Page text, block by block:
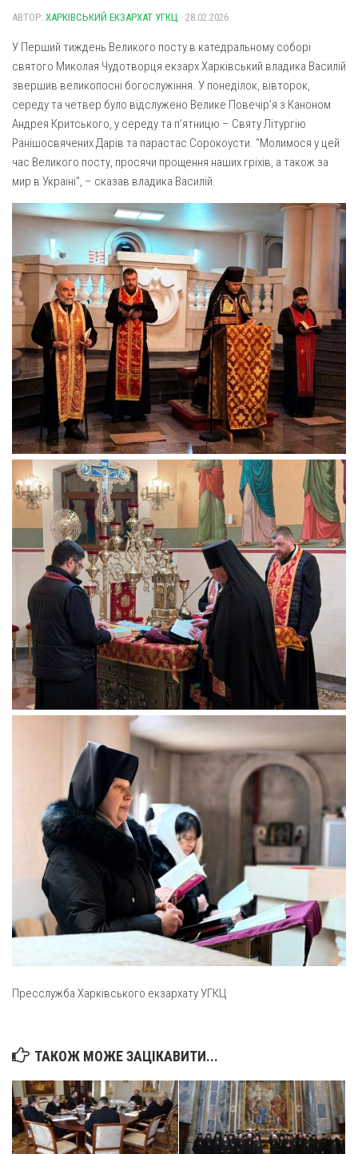
Архистратига Михаїла (м. Люботин)
Преображенська парафія (м. Лозова)
Парафія Благовіщення Пресвятої Богородиці (смт
Золочів)
Парафія Різдва Пресвятої Богородиці м. Берестин
(Красноград)
Парохії Полтавської області
Пресвятої Трійці (м. Полтава)
Всіх Святих українського народу (м. Полтава)
Свято-Юріївська парафія (м. Полтава)
Архистратига Михаїла (с. Пригарівка)
Благовіщення Пресвятої Богородиці (с. Шевченки)
Введення у храм Пресвятої Богородиці (с. Дашківка)
Вознесіння ГНІХ (с. Витівка)
Вознесіння Господнього (м. Кобеляки)
Пророка Іллі (смт. Білики)
Різдва Пресвятої Богородиці (с. Вільховатка)
Св. Апостола Андрія Первозванного (с. Засулля)
Св. Миколая (с. Деменки)
Успіння Пресвятої Богородиці (м. Кременчук)
Успіння Пресвятої Богородиці (м. Лубни)
Парохії Сумської області
Введення в храм Богородиці (м. Суми)
Матері Божої Неустанної Помочі (м. Охтирка)
Монастирі
Свято-Покровський монастир оо Василіян
Свято-Івано-Павлівський монастир сестер Згромадження
Св. Йосифа ОПДМ
Монастир сестер милосердя Св. Вінкентія. Дім Милосердя
Монастир Успення Пресвятої Богородиці Сестер Чину
Святого Василія Великого
Комісії
Катехитична комісія
Комісія у справах молоді
Комісія у справах родини
Комісія з питань душпастирства охорони здоров’я
Оголошення
Трансляції
Газета Християнський голос
Надруковані числа
Молитви
Галерея
Рух pro-life
АВТОР: ХАРКІВСЬКИЙ ЕКЗАРХАТ УГКЦ · 28.02.2026
У Перший тиждень Великого посту в катедральному соборі
святого Миколая Чудотворця екзарх Харківський владика Василій
звершив великопосні богослужіння. У понеділок, вівторок,
середу та четвер було відслужено Велике Повечір’я з Каноном
Андрея Критського, у середу та п’ятницю – Святу Літургію
Ранішосвячених Дарів та парастас Сорокоусти. “Молимося у цей
час Великого посту, просячи прощення наших гріхів, а також за
мир в Україні”, – сказав владика Василій.
Пресслужба Харківського екзархату УГКЦ
ТАКОЖ МОЖЕ ЗАЦІКАВИТИ...